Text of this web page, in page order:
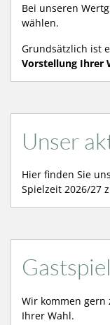
Bei unseren
wählen.
Grundsätzlich ist
Vorstellung Ihrer
Unser
Hier finden Sie
Spielzeit 2026/27
Gastspiel
Wir kommen gern
Ihrer Wahl.